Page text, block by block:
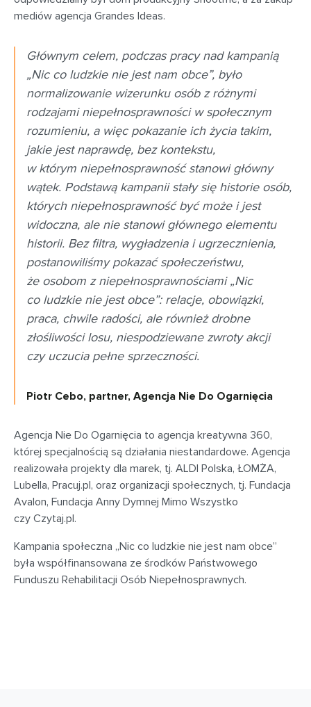
mediów agencja Grandes Ideas.
Głównym celem, podczas pracy nad kampanią
„Nic co ludzkie nie jest nam obce”, było
normalizowanie wizerunku osób z różnymi
rodzajami niepełnosprawności w społecznym
rozumieniu, a więc pokazanie ich życia takim,
jakie jest naprawdę, bez kontekstu,
w którym niepełnosprawność stanowi główny
wątek. Podstawą kampanii stały się historie osób,
których niepełnosprawność być może i jest
widoczna, ale nie stanowi głównego elementu
historii. Bez filtra, wygładzenia i ugrzecznienia,
postanowiliśmy pokazać społeczeństwu,
że osobom z niepełnosprawnościami „Nic
co ludzkie nie jest obce”: relacje, obowiązki,
praca, chwile radości, ale również drobne
złośliwości losu, niespodziewane zwroty akcji
czy uczucia pełne sprzeczności.
Piotr Cebo, partner, Agencja Nie Do Ogarnięcia
Agencja Nie Do Ogarnięcia to agencja kreatywna 360,
której specjalnością są działania niestandardowe. Agencja
realizowała projekty dla marek, tj. ALDI Polska, ŁOMŻA,
Lubella, Pracuj.pl, oraz organizacji społecznych, tj. Fundacja
Avalon, Fundacja Anny Dymnej Mimo Wszystko
czy Czytaj.pl.
Kampania społeczna „Nic co ludzkie nie jest nam obce”
była współfinansowana ze środków Państwowego
Funduszu Rehabilitacji Osób Niepełnosprawnych.